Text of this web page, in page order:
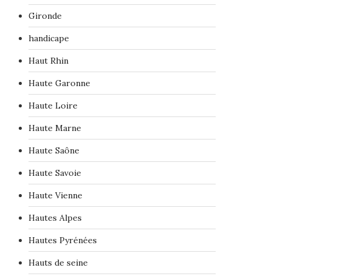
Gironde
handicape
Haut Rhin
Haute Garonne
Haute Loire
Haute Marne
Haute Saône
Haute Savoie
Haute Vienne
Hautes Alpes
Hautes Pyrénées
Hauts de seine